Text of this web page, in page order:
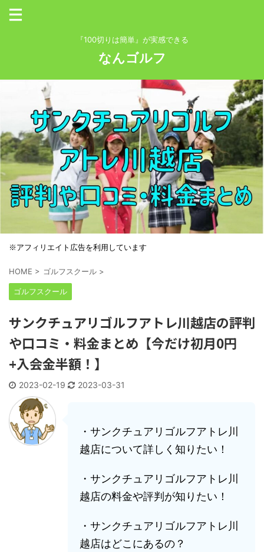
『100切りは簡単』が実感できる
なんゴルフ
※アフィリエイト広告を利用しています
HOME > ゴルフスクール >
ゴルフスクール
サンクチュアリゴルフアトレ川越店の評判
や口コミ・料金まとめ【今だけ初月0円
+入会金半額！】
2023-02-19 2023-03-31
・サンクチュアリゴルフアトレ川
越店について詳しく知りたい！
・サンクチュアリゴルフアトレ川
越店の料金や評判が知りたい！
・サンクチュアリゴルフアトレ川
越店はどこにあるの？